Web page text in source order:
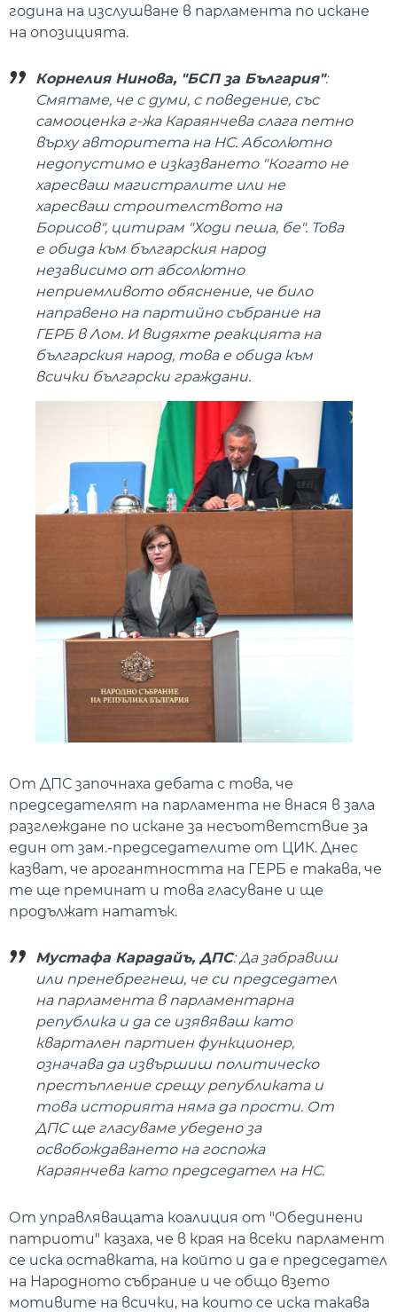
година на изслушване в парламента по искане
на опозицията.
Корнелия Нинова, "БСП за България":
Смятаме, че с думи, с поведение, със
самооценка г-жа Караянчева слага петно
върху авторитета на НС. Абсолютно
недопустимо е изказването "Когато не
харесваш магистралите или не
харесваш строителството на
Борисов", цитирам "Ходи пеша, бе". Това
е обида към българския народ
независимо от абсолютно
неприемливото обяснение, че било
направено на партийно събрание на
ГЕРБ в Лом. И видяхте реакцията на
българския народ, това е обида към
всички български граждани.
От ДПС започнаха дебата с това, че
председателят на парламента не внася в зала
разглеждане по искане за несъответствие за
един от зам.-председателите от ЦИК. Днес
казват, че арогантността на ГЕРБ е такава, че
те ще преминат и това гласуване и ще
продължат нататък.
Мустафа Карадайъ, ДПС: Да забравиш
или пренебрегнеш, че си председател
на парламента в парламентарна
република и да се изявяваш като
квартален партиен функционер,
означава да извършиш политическо
престъпление срещу републиката и
това историята няма да прости. От
ДПС ще гласуваме убедено за
освобождаването на госпожа
Караянчева като председател на НС.
От управляващата коалиция от "Обединени
патриоти" казаха, че в края на всеки парламент
се иска оставката, на който и да е председател
на Народното събрание и че общо взето
мотивите на всички, на които се иска такава